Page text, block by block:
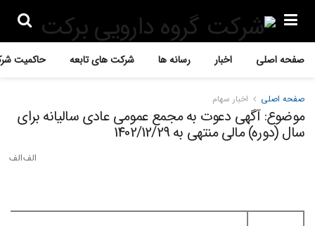
صفحه اصلی اخبار رسانه ها شرکت های تابعه حاکمیت
صفحه اصلی اخبار سهام
موضوع: آگهی دعوت به مجمع عمومی عادی سالیانه برای
سال (دوره) مالی منتهی به 1402/12/29